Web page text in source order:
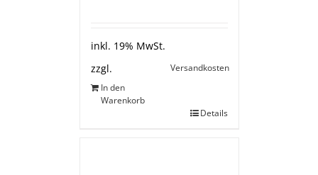
inkl. 19% MwSt.
zzgl.
Versandkosten
In den
Warenkorb
Details